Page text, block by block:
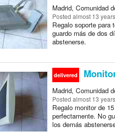
Madrid, Comunidad
Posted almost 13
Regalo soporte para
guardo más de dos
abstenerse.
delivered
Madrid, Comunidad
Posted almost 13
Regalo monitor de
perfectamente. No
los demás